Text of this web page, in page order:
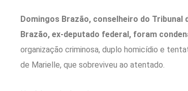
Domingos Brazão, conselheiro do Tribunal
Brazão, ex-deputado federal, foram
organização criminosa, duplo homicídio e
de Marielle, que sobreviveu ao atentado.